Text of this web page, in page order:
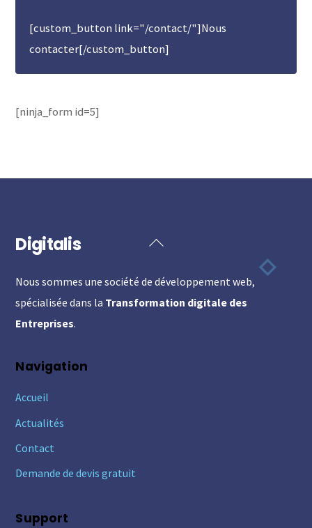
[custom_button link="/contact/"]Nous
contacter[/custom_button]
[ninja_form id=5]
Back
Top
Digitalis
Nous sommes une société de développement web,
spécialisée dans la Transformation digitale des
Entreprises.
Navigation
Accueil
Actualités
Contact
Demande de devis gratuit
Support